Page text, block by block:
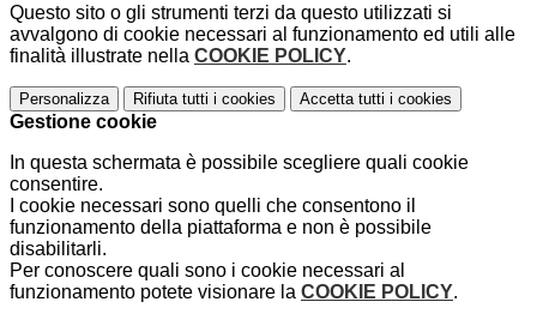
Questo sito o gli strumenti terzi da questo utilizzati si
avvalgono di cookie necessari al funzionamento ed utili alle
finalità illustrate nella COOKIE POLICY.
Personalizza Rifiuta tutti i cookies Accetta tutti i cookies
Gestione cookie
In questa schermata è possibile scegliere quali cookie
consentire.
I cookie necessari sono quelli che consentono il
funzionamento della piattaforma e non è possibile
disabilitarli.
Per conoscere quali sono i cookie necessari al
funzionamento potete visionare la COOKIE POLICY.